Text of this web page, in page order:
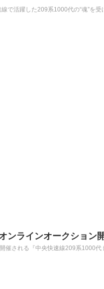
で活躍した209系1000代の“魂”を
ンラインオークション
催される『中央快速線209系1000代